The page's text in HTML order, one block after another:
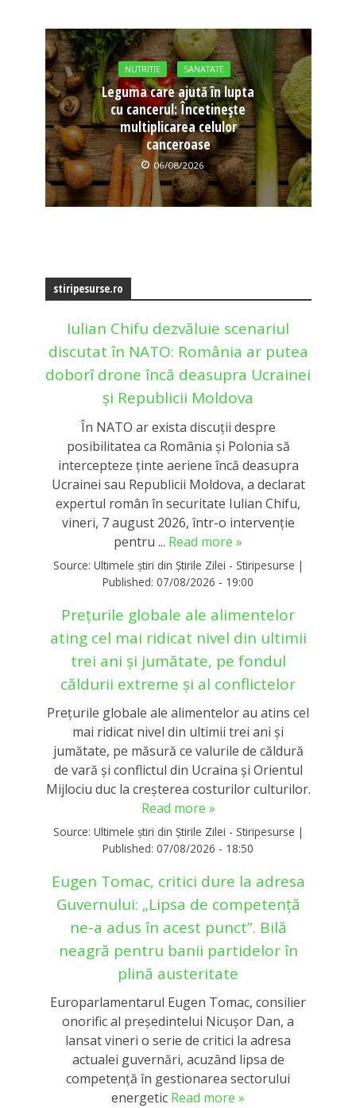
NUTRITIE SANATATE
Leguma care ajută în lupta
cu cancerul: Încetinește
multiplicarea celulor
canceroase
06/08/2026
stiripesurse.ro
Iulian Chifu dezvăluie scenariul
discutat în NATO: România ar putea
doborî drone încă deasupra Ucrainei
și Republicii Moldova
În NATO ar exista discuții despre
posibilitatea ca România și Polonia să
intercepteze ținte aeriene încă deasupra
Ucrainei sau Republicii Moldova, a declarat
expertul român în securitate Iulian Chifu,
vineri, 7 august 2026, într-o intervenție
pentru ... Read more »
Source: Ultimele știri din Știrile Zilei - Stiripesurse |
Published: 07/08/2026 - 19:00
Prețurile globale ale alimentelor
ating cel mai ridicat nivel din ultimii
trei ani și jumătate, pe fondul
căldurii extreme și al conflictelor
Prețurile globale ale alimentelor au atins cel
mai ridicat nivel din ultimii trei ani și
jumătate, pe măsură ce valurile de căldură
de vară și conflictul din Ucraina și Orientul
Mijlociu duc la creșterea costurilor culturilor.
Read more »
Source: Ultimele știri din Știrile Zilei - Stiripesurse |
Published: 07/08/2026 - 18:50
Eugen Tomac, critici dure la adresa
Guvernului: „Lipsa de competență
ne-a adus în acest punct”. Bilă
neagră pentru banii partidelor în
plină austeritate
Europarlamentarul Eugen Tomac, consilier
onorific al președintelui Nicușor Dan, a
lansat vineri o serie de critici la adresa
actualei guvernări, acuzând lipsa de
competență în gestionarea sectorului
energetic Read more »